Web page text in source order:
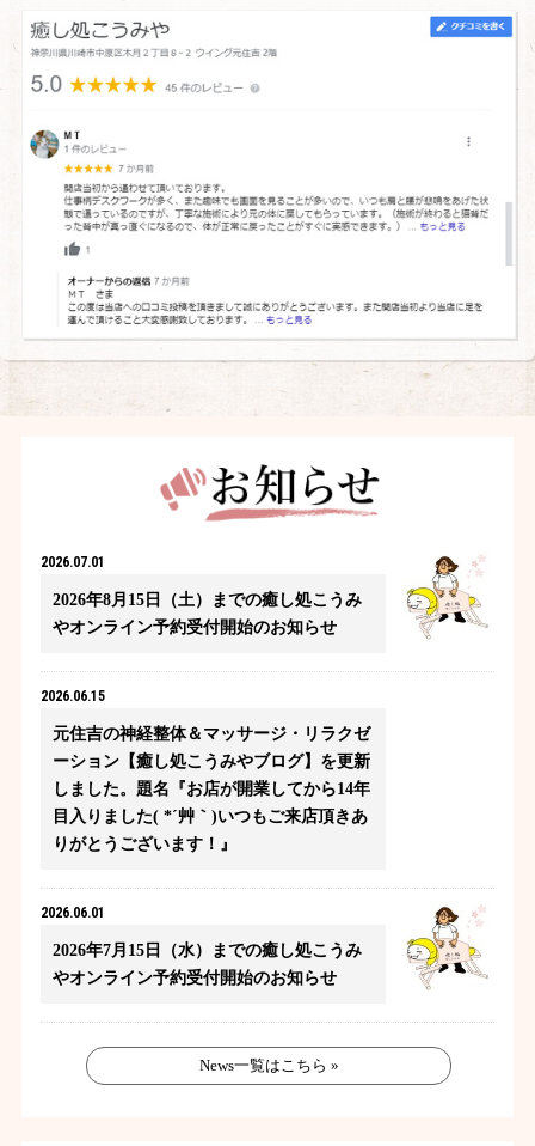
2026.07.01
2026年8月15日（土）までの癒し処こうみ
やオンライン予約受付開始のお知らせ
2026.06.15
元住吉の神経整体＆マッサージ・リラクゼ
ーション【癒し処こうみやブログ】を更新
しました。題名『お店が開業してから14年
目入りました( *´艸｀)いつもご来店頂きあ
りがとうございます！』
2026.06.01
2026年7月15日（水）までの癒し処こうみ
やオンライン予約受付開始のお知らせ
News一覧はこちら »